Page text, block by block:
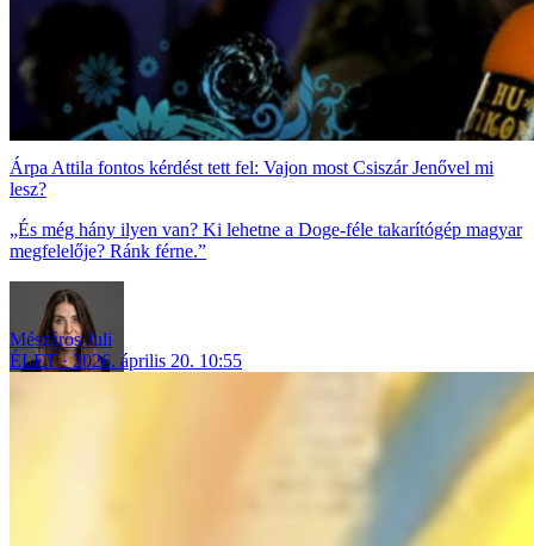
Árpa Attila fontos kérdést tett fel: Vajon most Csiszár Jenővel mi
lesz?
„És még hány ilyen van? Ki lehetne a Doge-féle takarítógép magyar
megfelelője? Ránk férne.”
Mészáros Juli
ÉLET
2026. április 20. 10:55